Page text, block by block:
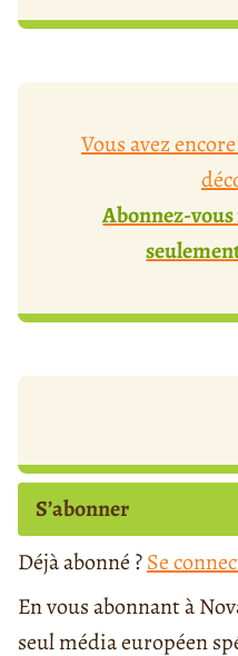
Vous avez
Abonnez-
S’abonner
Déjà abonné ?Se
En vous abonnant à
seul média européen